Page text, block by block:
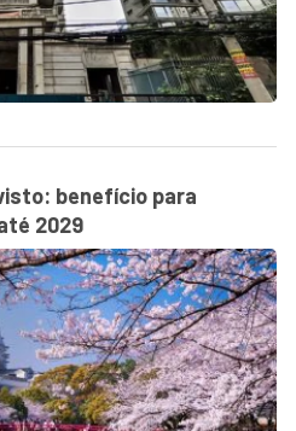
benefício para
2029